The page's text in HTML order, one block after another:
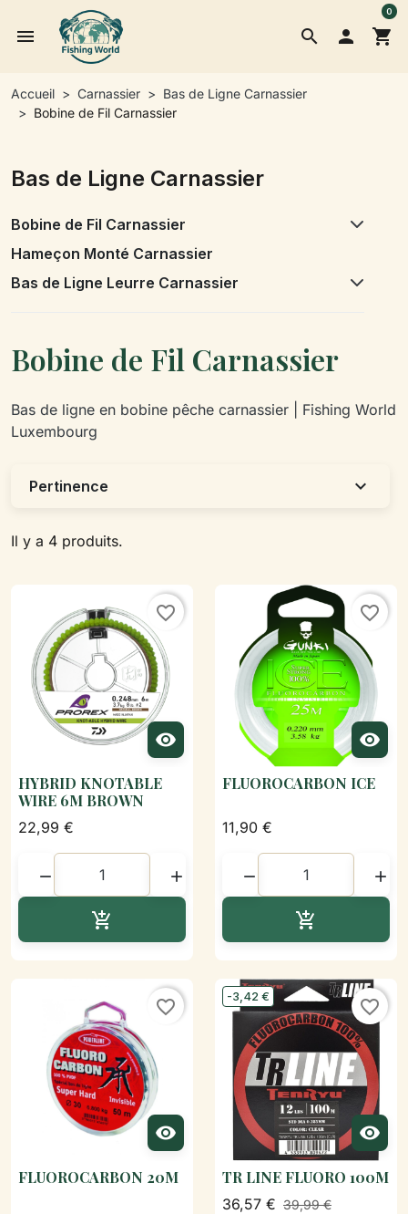
search
menu  shopping_cart
0
Accueil Carnassier
Bas de Ligne Carnassier
Bobine de Fil Carnassier
Bas de Ligne Carnassier
Bobine de Fil Carnassier
Hameçon Monté Carnassier
Bas de Ligne Leurre Carnassier
Bobine de Fil Carnassier
Bas de ligne en bobine pêche carnassier | Fishing World
Luxembourg
Il y a 4 produits.
Pertinence expand_more

favorite_border
HYBRID KNOTABLE
WIRE 6M BROWN
22,99 €
 


favorite_border
FLUOROCARBON ICE
11,90 €
 


favorite_border
FLUOROCARBON 20M
-3,42 €

favorite_border
TR LINE FLUORO 100M
36,57 € 39,99 €